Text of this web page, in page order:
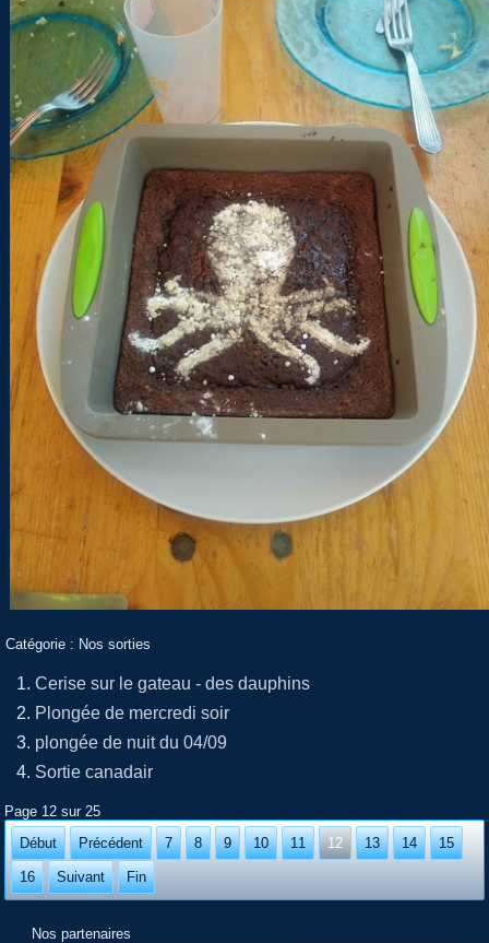
Catégorie : Nos sorties
Cerise sur le gateau - des dauphins
Plongée de mercredi soir
plongée de nuit du 04/09
Sortie canadair
Page 12 sur 25
Début
Précédent 7 8 9 10 11 12 13 14 15
16 Suivant Fin
Nos partenaires